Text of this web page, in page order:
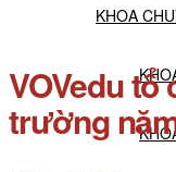
KHOA
VOVedu
trường